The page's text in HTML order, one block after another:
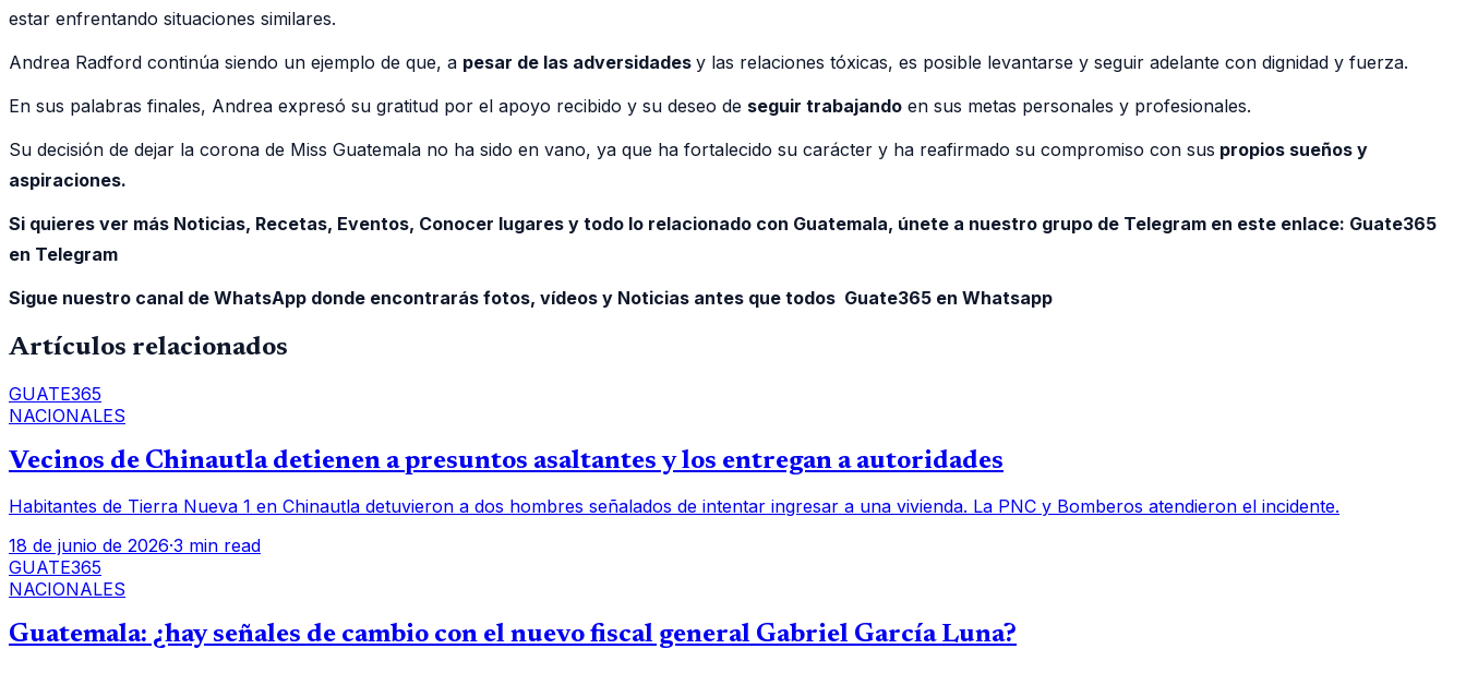
estar enfrentando situaciones similares.
Andrea Radford continúa siendo un ejemplo de que, a pesar de las adversidades y las relaciones tóxicas, es posible levantarse y seguir adelante con dignidad y fuerza.
En sus palabras finales, Andrea expresó su gratitud por el apoyo recibido y su deseo de seguir trabajando en sus metas personales y profesionales.
Su decisión de dejar la corona de Miss Guatemala no ha sido en vano, ya que ha fortalecido su carácter y ha reafirmado su compromiso con sus propios sueños y
aspiraciones.
Si quieres ver más Noticias, Recetas, Eventos, Conocer lugares y todo lo relacionado con Guatemala, únete a nuestro grupo de Telegram en este enlace: Guate365
en Telegram
Sigue nuestro canal de WhatsApp donde encontrarás fotos, vídeos y Noticias antes que todos Guate365 en Whatsapp
Artículos relacionados
GUATE365
NACIONALES
Vecinos de Chinautla detienen a presuntos asaltantes y los entregan a autoridades
Habitantes de Tierra Nueva 1 en Chinautla detuvieron a dos hombres señalados de intentar ingresar a una vivienda. La PNC y Bomberos atendieron el incidente.
18 de junio de 2026·3 min read
GUATE365
NACIONALES
Guatemala: ¿hay señales de cambio con el nuevo fiscal general Gabriel García Luna?